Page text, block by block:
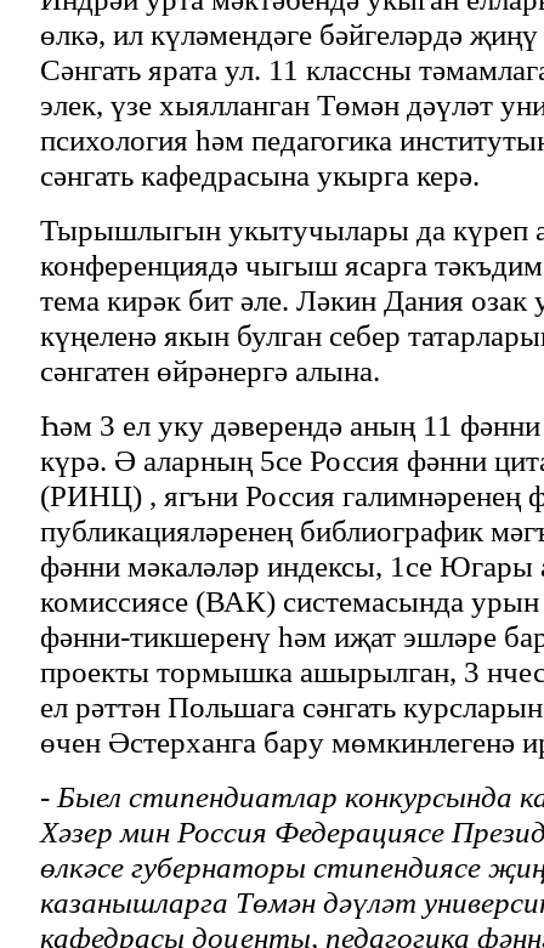
өлкә, ил күләмендәге бәйгеләрдә
Сәнгать ярата ул. 11 классны
элек, үзе хыялланган Төмән дәүләт
психология һәм педагогика
сәнгать кафедрасына укырга керә.
Тырышлыгын укытучылары да күреп
конференциядә чыгыш ясарга
тема кирәк бит әле. Ләкин Дания
күңеленә якын булган себер
сәнгатен өйрәнергә алына.
Һәм 3 ел уку дәверендә аның 11
күрә. Ә аларның 5се Россия фәнни
(РИНЦ) , ягъни Россия галимнәренең
публикацияләренең библиографик
фәнни мәкаләләр индексы, 1се Югары
комиссиясе (ВАК) системасында урын
фәнни-тикшеренү һәм иҗат эшләре
проекты тормышка ашырылган, 3
ел рәттән Польшага сәнгать
өчен Әстерханга бару мөмкинлегенә
- Быел стипендиатлар конкурсында
Хәзер мин Россия Федерациясе
өлкәсе губернаторы стипендиясе
казанышларга Төмән дәүләт
кафедрасы доценты, педагогика